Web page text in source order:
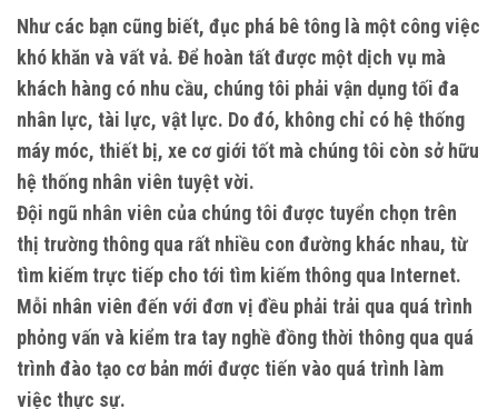
Như các bạn cũng biết, đục phá bê tông là một công việc
khó khăn và vất vả. Để hoàn tất được một dịch vụ mà
khách hàng có nhu cầu, chúng tôi phải vận dụng tối đa
nhân lực, tài lực, vật lực. Do đó, không chỉ có hệ thống
máy móc, thiết bị, xe cơ giới tốt mà chúng tôi còn sở hữu
hệ thống nhân viên tuyệt vời.
Đội ngũ nhân viên của chúng tôi được tuyển chọn trên
thị trường thông qua rất nhiều con đường khác nhau, từ
tìm kiếm trực tiếp cho tới tìm kiếm thông qua Internet.
Mỗi nhân viên đến với đơn vị đều phải trải qua quá trình
phỏng vấn và kiểm tra tay nghề đồng thời thông qua quá
trình đào tạo cơ bản mới được tiến vào quá trình làm
việc thực sự.